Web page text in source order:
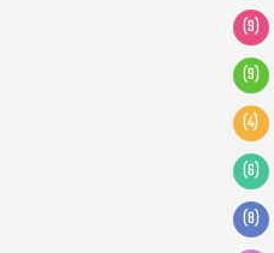
(9)
(9)
(4)
(6)
(8)